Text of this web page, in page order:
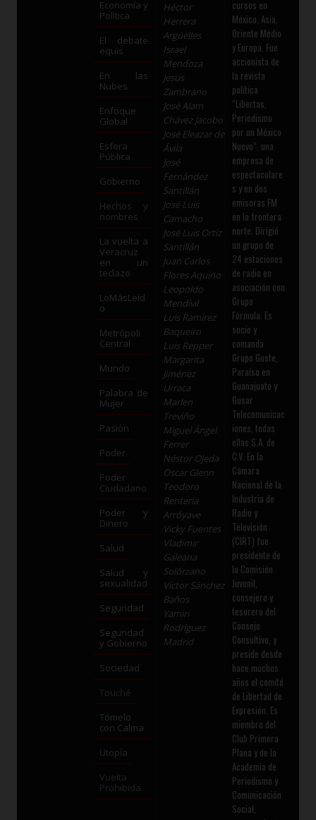
Economía y
Política
El debate
equis
En las
Nubes
Enfoque
Global
Esfera
Pública
Gobierno
Hechos y
nombres
La vuelta a
Veracruz
en un
teclazo
LoMásLeíd
o
Metrópoli
Central
Mundo
Palabra de
Mujer
Pasión
Poder
Poder
Ciudadano
Poder y
Dinero
Salud
Salud y
sexualidad
Seguridad
Seguridad
y Gobierno
Sociedad
Touché
Tómelo
con Calma
Utopía
Vuelta
Prohibida
Héctor
Herrera
Argüelles
Israel
Mendoza
Jesús
Zambrano
José Alam
Chávez Jacobo
José Eleazar de
Ávila
José
Fernández
Santillán
José Luis
Camacho
José Luis Ortiz
Santillán
Juan Carlos
Flores Aquino
Leopoldo
Mendívil
Luis Ramírez
Baqueiro
Luis Repper
Margarita
Jiménez
Urraca
Marlen
Treviño
Miguel Ángel
Ferrer
Néstor Ojeda
Oscar Glenn
Teodoro
Rentería
Arróyave
Vicky Fuentes
Vladimir
Galeana
Solórzano
Víctor Sánchez
Baños
Yamiri
Rodríguez
Madrid
cursos en
México, Asia,
Oriente Medio
y Europa. Fue
accionista de
la revista
política
“Libertas,
Periodismo
por un México
Nuevo”, una
empresa de
espectaculare
s y en dos
emisoras FM
en la frontera
norte. Dirigió
un grupo de
24 estaciones
de radio en
asociación con
Grupo
Fórmula. Es
socio y
comanda
Grupo Guste,
Paraíso en
Guanajuato y
Gusar
Telecomunicac
iones, todas
ellas S.A. de
C.V. En la
Cámara
Nacional de la
Industria de
Radio y
Televisión
(CIRT) fue
presidente de
la Comisión
Juvenil,
consejero y
tesorero del
Consejo
Consultivo, y
preside desde
hace muchos
años el comité
de Libertad de
Expresión. Es
miembro del
Club Primera
Plana y de la
Academia de
Periodismo y
Comunicación
Social,